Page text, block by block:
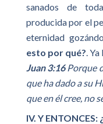
sanados de
producida por el
eternidad
esto por qué? .
Juan 3:16 Porque
que ha dado a su
que en él cree, no
IV. Y ENTONCES: